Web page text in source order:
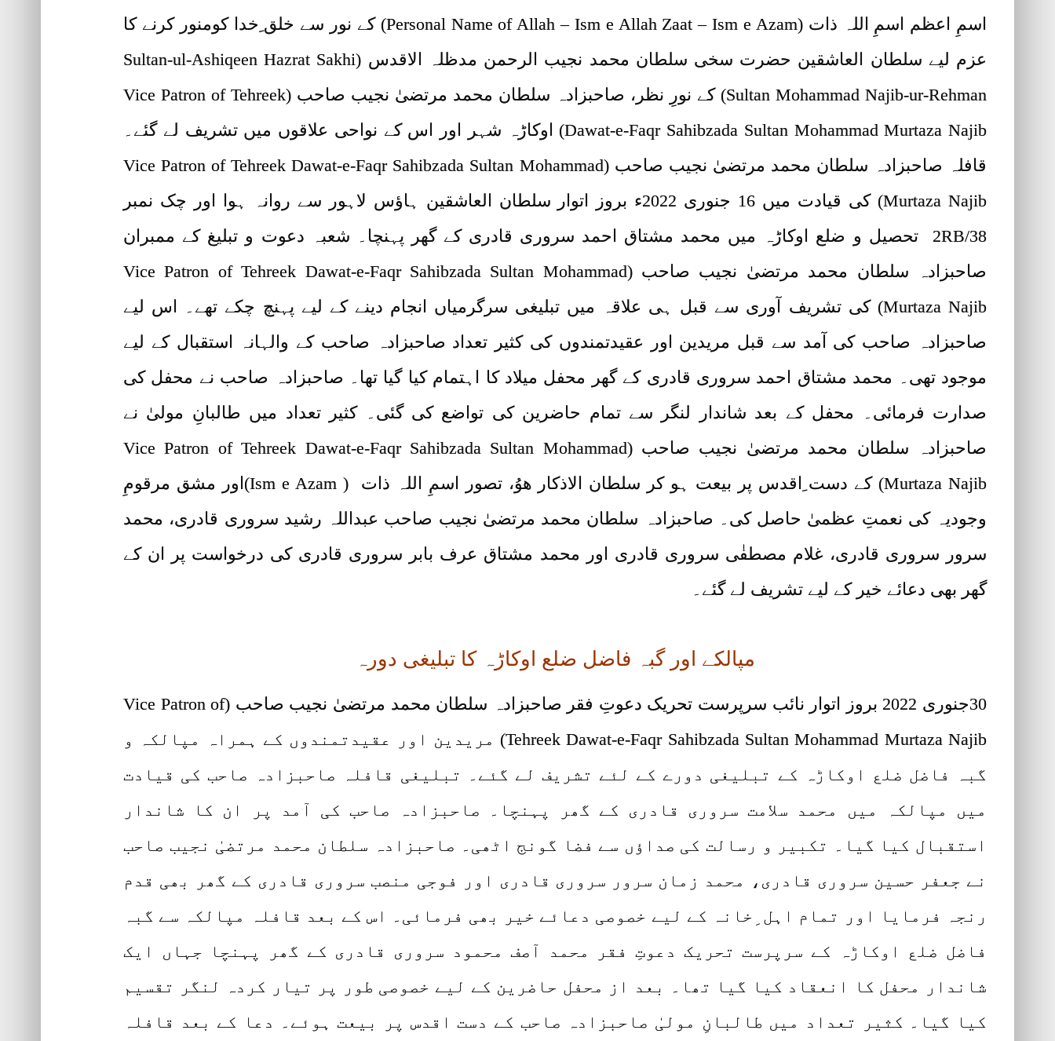
اسمِ اعظم اسمِ اللہ ذات (Personal Name of Allah – Ism e Allah Zaat – Ism e Azam) کے نور سے خلق ِخدا کومنور کرنے کا
عزم لیے سلطان العاشقین حضرت سخی سلطان محمد نجیب الرحمن مدظلہ الاقدس (Sultan-ul-Ashiqeen Hazrat Sakhi
Sultan Mohammad Najib-ur-Rehman) کے نورِ نظر، صاحبزادہ سلطان محمد مرتضیٰ نجیب صاحب (Vice Patron of Tehreek
Dawat-e-Faqr Sahibzada Sultan Mohammad Murtaza Najib) اوکاڑہ شہر اور اس کے نواحی علاقوں میں تشریف لے گئے۔
قافلہ صاحبزادہ سلطان محمد مرتضیٰ نجیب صاحب (Vice Patron of Tehreek Dawat-e-Faqr Sahibzada Sultan Mohammad
Murtaza Najib) کی قیادت میں 16 جنوری 2022ء بروز اتوار سلطان العاشقین ہاؤس لاہور سے روانہ ہوا اور چک نمبر
2RB/38 تحصیل و ضلع اوکاڑہ میں محمد مشتاق احمد سروری قادری کے گھر پہنچا۔ شعبہ دعوت و تبلیغ کے ممبران
صاحبزادہ سلطان محمد مرتضیٰ نجیب صاحب (Vice Patron of Tehreek Dawat-e-Faqr Sahibzada Sultan Mohammad
Murtaza Najib) کی تشریف آوری سے قبل ہی علاقہ میں تبلیغی سرگرمیاں انجام دینے کے لیے پہنچ چکے تھے۔ اس لیے
صاحبزادہ صاحب کی آمد سے قبل مریدین اور عقیدتمندوں کی کثیر تعداد صاحبزادہ صاحب کے والہانہ استقبال کے لیے
موجود تھی۔ محمد مشتاق احمد سروری قادری کے گھر محفل میلاد کا اہتمام کیا گیا تھا۔ صاحبزادہ صاحب نے محفل کی
صدارت فرمائی۔ محفل کے بعد شاندار لنگر سے تمام حاضرین کی تواضع کی گئی۔ کثیر تعداد میں طالبانِ مولیٰ نے
صاحبزادہ سلطان محمد مرتضیٰ نجیب صاحب (Vice Patron of Tehreek Dawat-e-Faqr Sahibzada Sultan Mohammad
Murtaza Najib) کے دست ِاقدس پر بیعت ہو کر سلطان الاذکار ھوُ، تصور اسمِ اللہ ذات ( Ism e Azam)اور مشق مرقومِ
وجودیہ کی نعمتِ عظمیٰ حاصل کی۔ صاحبزادہ سلطان محمد مرتضیٰ نجیب صاحب عبداللہ رشید سروری قادری، محمد
سرور سروری قادری، غلام مصطفٰی سروری قادری اور محمد مشتاق عرف بابر سروری قادری کی درخواست پر ان کے
گھر بھی دعائے خیر کے لیے تشریف لے گئے۔
مپالکے اور گبہ فاضل ضلع اوکاڑہ کا تبلیغی دورہ
30جنوری 2022 بروز اتوار نائب سرپرست تحریک دعوتِ فقر صاحبزادہ سلطان محمد مرتضیٰ نجیب صاحب (Vice Patron of
Tehreek Dawat-e-Faqr Sahibzada Sultan Mohammad Murtaza Najib) مریدین اور عقیدتمندوں کے ہمراہ مپالکہ و
گبہ فاضل ضلع اوکاڑہ کے تبلیغی دورے کے لئے تشریف لے گئے۔ تبلیغی قافلہ صاحبزادہ صاحب کی قیادت
میں مپالکہ میں محمد سلامت سروری قادری کے گھر پہنچا۔ صاحبزادہ صاحب کی آمد پر ان کا شاندار
استقبال کیا گیا۔ تکبیر و رسالت کی صداؤں سے فضا گونج اٹھی۔ صاحبزادہ سلطان محمد مرتضیٰ نجیب صاحب
نے جعفر حسین سروری قادری، محمد زمان سرور سروری قادری اور فوجی منصب سروری قادری کے گھر بھی قدم
رنجہ فرمایا اور تمام اہل ِخانہ کے لیے خصوصی دعائے خیر بھی فرمائی۔ اس کے بعد قافلہ مپالکہ سے گبہ
فاضل ضلع اوکاڑہ کے سرپرست تحریک دعوتِ فقر محمد آصف محمود سروری قادری کے گھر پہنچا جہاں ایک
شاندار محفل کا انعقاد کیا گیا تھا۔ بعد از محفل حاضرین کے لیے خصوصی طور پر تیار کردہ لنگر تقسیم
کیا گیا۔ کثیر تعداد میں طالبانِ مولیٰ صاحبزادہ صاحب کے دست اقدس پر بیعت ہوئے۔ دعا کے بعد قافلہ